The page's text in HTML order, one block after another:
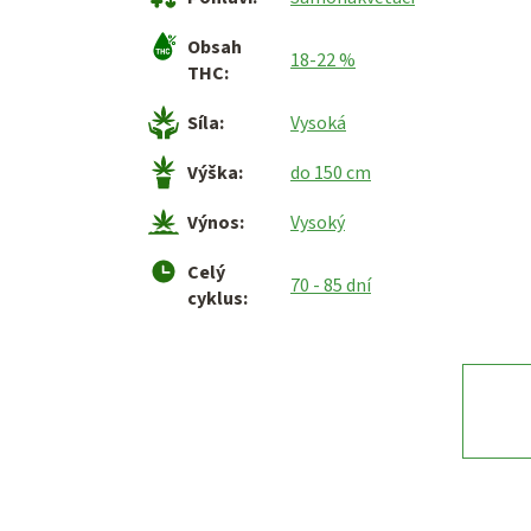
Obsah
THC: 18-22 %
Síla:
Vysoká
Výška:
do 150 cm
Výnos:
Vysoký
Celý
cyklus: 70 - 85 dní